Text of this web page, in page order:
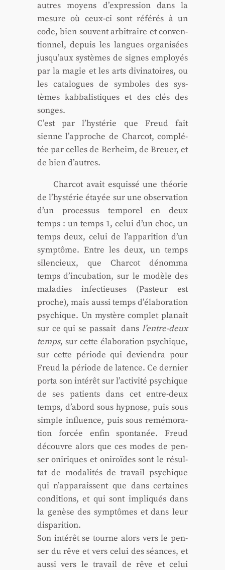
autres moyens d’expression dans la
mesure où ceux-ci sont réfé­rés à un
code, bien sou­vent arbi­traire et conven­
tion­nel, depuis les langues orga­ni­sées
jusqu’aux sys­tèmes de signes employés
par la magie et les arts divi­na­toires, ou
les cata­logues de sym­boles des sys­
tèmes kab­ba­lis­tiques et des clés des
songes.
C’est par l’hystérie que Freud fait
sienne l’approche de Char­cot, com­plé­
tée par celles de Berheim, de Breuer, et
de bien d’autres.
Char­cot avait esquis­sé une théo­rie
de l’hystérie étayée sur une obser­va­tion
d’un pro­ces­sus tem­po­rel en deux
temps : un temps 1, celui d’un choc, un
temps deux, celui de l’apparition d’un
symp­tôme. Entre les deux, un temps
silen­cieux, que Char­cot dénom­ma
temps d’incubation, sur le modèle des
mala­dies infec­tieuses (Pas­teur est
proche), mais aus­si temps d’élaboration
psy­chique. Un mys­tère com­plet pla­nait
sur ce qui se pas­sait dansl’entre-deux
temps, sur cette éla­bo­ra­tion psy­chique,
sur cette période qui devien­dra pour
Freud la période de latence. Ce der­nier
por­ta son inté­rêt sur l’activité psy­chique
de ses patients dans cet entre-deux
temps, d’abord sous hyp­nose, puis sous
simple influence, puis sous remé­mo­ra­
tion for­cée enfin spon­ta­née. Freud
découvre alors que ces modes de pen­
ser oni­riques et oni­roïdes sont le résul­
tat de moda­li­tés de tra­vail psy­chique
qui n’apparaissent que dans cer­taines
condi­tions, et qui sont impli­qués dans
la genèse des symp­tômes et dans leur
dis­pa­ri­tion.
Son inté­rêt se tourne alors vers le pen­
ser du rêve et vers celui des séances, et
aus­si vers le tra­vail de rêve et celui